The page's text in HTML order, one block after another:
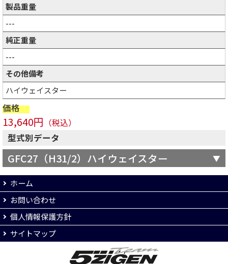
製品重量
---
純正重量
---
その他備考
ハイウェイスター
価格
13,640円 （税込）
型式別データ
GFC27（H31/2）ハイウェイスター
ホーム
お問い合わせ
個人情報保護方針
サイトマップ